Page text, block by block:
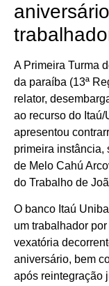
A Primeira Turma
da paraíba (13ª
relator,
ao recurso do
apresentou
primeira instância,
de Melo Cahú
do Trabalho de
O banco Itaú
um trabalhador
vexatória
aniversário, bem
após reintegração